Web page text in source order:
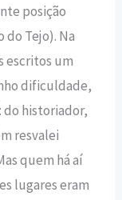
posição
Tejo). Na
escritos um
dificuldade,
do historiador,
resvalei
quem há aí
lugares eram